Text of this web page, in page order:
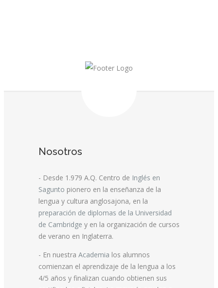
Nosotros
- Desde 1.979 A.Q. Centro de Inglés en
Sagunto pionero en la enseñanza de la
lengua y cultura anglosajona, en la
preparación de diplomas de la Universidad
de Cambridge y en la organización de cursos
de verano en Inglaterra.
- En nuestra Academia los alumnos
comienzan el aprendizaje de la lengua a los
4/5 años y finalizan cuando obtienen sus